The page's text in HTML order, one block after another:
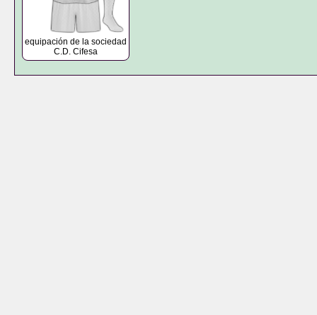
equipación de la sociedad
C.D. Cifesa